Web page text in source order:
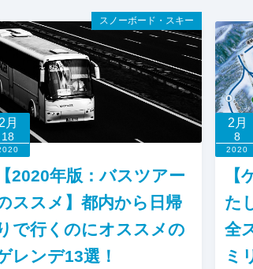
スノーボード・スキー
2月
18
【2020年版：バスツアー
ススメ】都内から日帰
で行くのにオススメの
レンデ13選！
2月
8
2020
た
全
ミ